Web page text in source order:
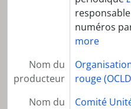
responsable
numéros
more
Nom du
producteur
rouge
Nom du
Comité